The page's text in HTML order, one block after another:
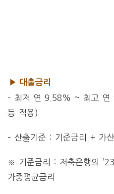
▶ 대출금리
– 최저 연 9.58% ~ 최고 연
등 적용)
– 산출기준 : 기준금리 + 가산
※ 기준금리 : 저축은행의
가중평균금리